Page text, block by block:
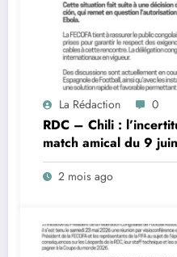
La Rédaction 0
RDC – Chili :
match amical du 9
engage des
2 mois ago